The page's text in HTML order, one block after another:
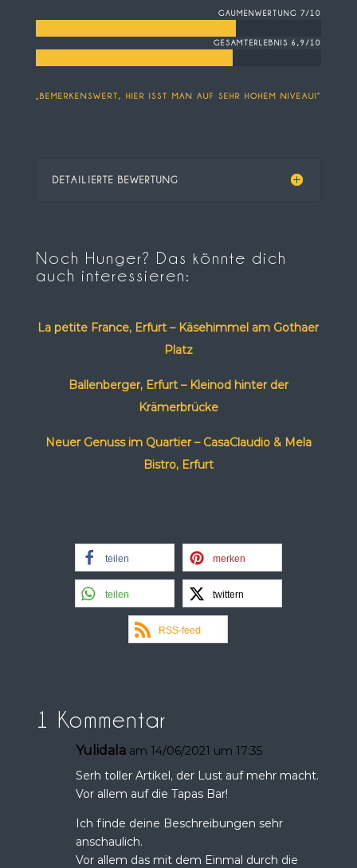
GAUMENWERTUNG 7/10
GESAMTERLEBNIS 6,9/10
„BEMERKENSWERT, HIER ISST MAN AUF SEHR HOHEM NIVEAU!“
DETAILIERTE BEWERTUNG
Noch Hunger? Das könnte dich
auch interessieren:
La petite France, Erfurt – Käsehimmel am Gothaer
Platz
Ballenberger, Erfurt – Kleinod hinter der
Krämerbrücke
Neuer Genuss im Quartier – CasaClaudio & Mela
Bistro, Erfurt
teilen merken
teilen twittern
RSS-feed
1 Kommentar
Yulidala am 14/06/2021 um 17:35
Serh toller Artikel, der Lust auf mehr macht.
Vor allem auf die Tapas Bar!
Ich finde deine Beschreibungen sehr
anschaulich.
Vor allem das mit dem Einmal durch die